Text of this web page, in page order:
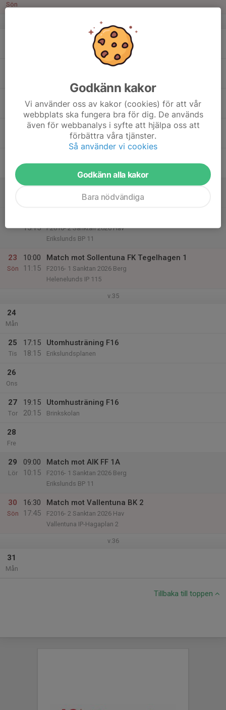
Sön
Utomhusträning F16
19:15
Utomhusträning F16
Brinkskolan
Fre
10:00
St Erikscupen HT startar denna helg
Se spelschema/matcher
15:15
F2016- 2 Sanktan 2026 Hav
Erikslunds BP 11
23
Sön
10:00
11:15
Match mot Sollentuna FK Tegelhagen 1
F2016- 1 Sanktan 2026 Berg
Helenelunds IP 115
v.35
24
Mån
25
Tis
17:15
18:15
Utomhusträning F16
Erikslundsplanen
26
Ons
27
Tor
19:15
20:15
Utomhusträning F16
Brinkskolan
28
Fre
29
Lör
09:00
10:15
Match mot AIK FF 1A
F2016- 1 Sanktan 2026 Berg
Erikslunds BP 11
30
Sön
16:30
17:45
Match mot Vallentuna BK 2
F2016- 2 Sanktan 2026 Hav
Vallentuna IP-Hagaplan 2
v.36
31
Mån
Tillbaka till toppen
Godkänn kakor
Vi använder oss av kakor (cookies) för att vår
webbplats ska fungera bra för dig. De används
även för webbanalys i syfte att hjälpa oss att
förbättra våra tjänster.
Så använder vi cookies
Godkänn alla kakor
Bara nödvändiga